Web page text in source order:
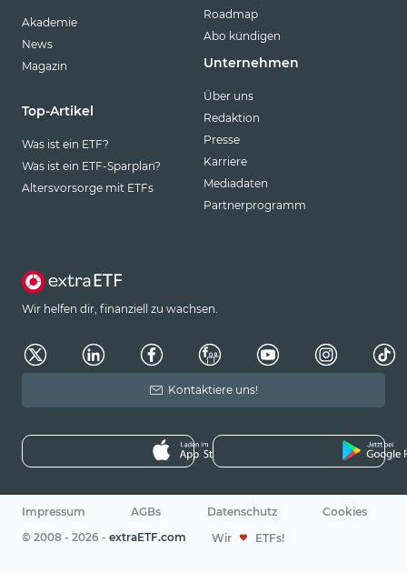
Akademie
News
Magazin
Top-Artikel
Was ist ein ETF?
Was ist ein ETF-Sparplan?
Altersvorsorge mit ETFs
Roadmap
Abo kündigen
Unternehmen
Über uns
Redaktion
Presse
Karriere
Mediadaten
Partnerprogramm
Wir helfen dir, finanziell zu wachsen.
Kontaktiere uns!
Impressum AGBs Datenschutz
Cookies
© 2008 - 2026 - extraETF.com Wir ETFs!